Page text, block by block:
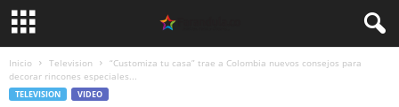
Inicio Television
“Customiza tu casa” trae a Colombia nuevos consejos para
decorar rincones especiales...
TELEVISION VIDEO